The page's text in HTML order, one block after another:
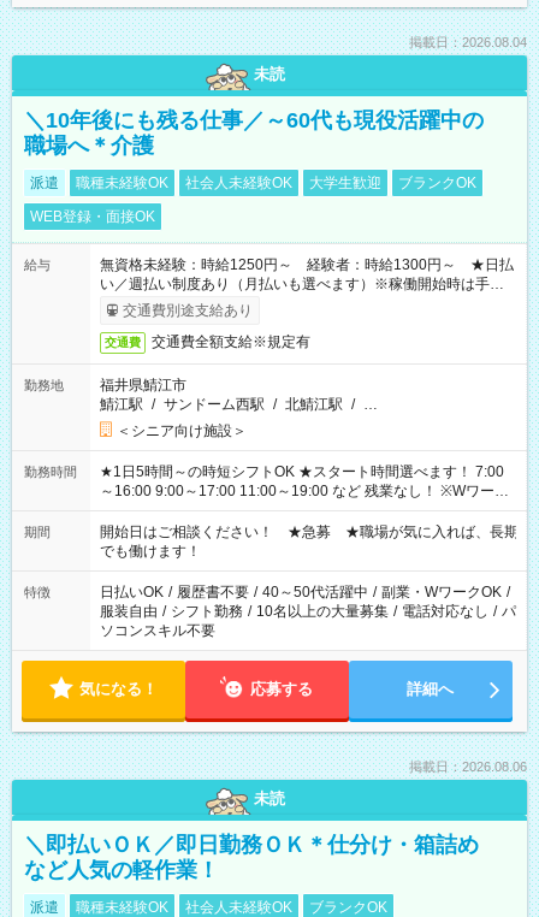
掲載日：2026.08.04
未読
＼10年後にも残る仕事／～60代も現役活躍中の
職場へ＊介護
派遣 職種未経験OK 社会人未経験OK 大学生歓迎
ブランクOK
WEB登録・面接OK
給与
無資格未経験：時給1250円～ 経験者：時給1300円～ ★日払
い／週払い制度あり（月払いも選べます）※稼働開始時は手続き
完了次第のお支払いとなります。
交通費別途支給あり
交通費 交通費全額支給※規定有
勤務地
福井県鯖江市
鯖江駅 / サンドーム西駅 / 北鯖江駅 / …
＜シニア向け施設＞
勤務時間
★1日5時間～の時短シフトOK ★スタート時間選べます！ 7:00
～16:00 9:00～17:00 11:00～19:00 など 残業なし！ ※Wワーク
の場合、他のお仕事と合わせ週40時間超の就業はご案内できま
せん ※法令に基づき、週20時間以上勤務は社会保険への加入対
象となります ※労働者派遣法（日雇い派遣の原則禁止）によ
り、短時間・短期間の就業はご案内が難しい場合があります
期間
開始日はご相談ください！ ★急募 ★職場が気に入れば、長期
でも働けます！
特徴 日払いOK / 履歴書不要 / 40～50代活躍中 / 副業・WワークOK /
服装自由 / シフト勤務 / 10名以上の大量募集 / 電話対応なし / パ
ソコンスキル不要
気になる！ 応募する 詳細へ
掲載日：2026.08.06
未読
＼即払いＯＫ／即日勤務ＯＫ＊仕分け・箱詰め
など人気の軽作業！
派遣 職種未経験OK 社会人未経験OK
ブランクOK